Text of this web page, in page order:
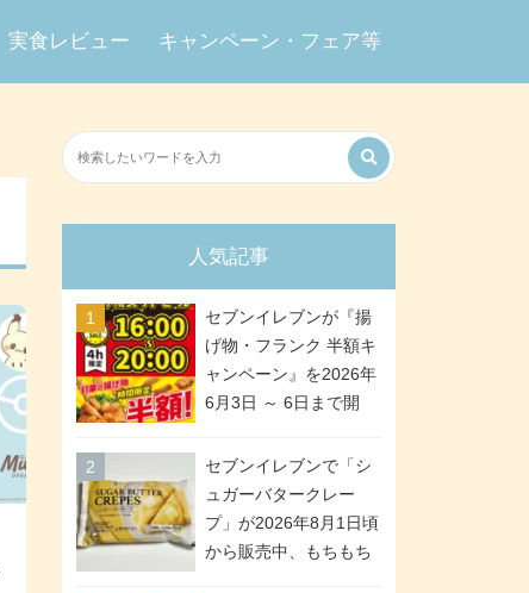
実食レビュー キャンペーン・フェア等
人気記事
セブンイレブンが『揚
げ物・フランク 半額キ
ャンペーン』を2026年
6月3日 ～ 6日まで開
などが「揚げ物スーパ
ーセール」でお得に! 各
日16:00 ～ 20:00の4時
間限定で実施。ななチ
セブンイレブンで「シ
ュガーバタークレー
プ」が2026年8月1日頃
から販売中、もちもち